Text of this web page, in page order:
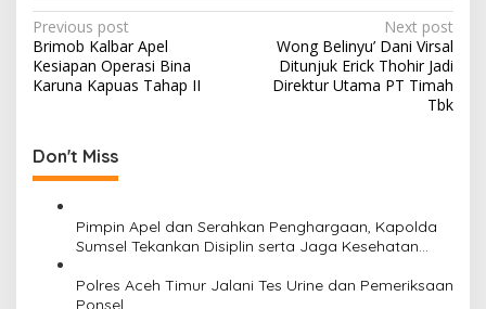
…
P
o
s
n
a
Previous post
Brimob Kalbar Apel
Kesiapan Operasi Bina
Karuna Kapuas Tahap II
Next post
Wong Belinyu’ Dani Virsal
Ditunjuk Erick Thohir Jadi
Direktur Utama PT Timah
Tbk
Don't Miss
Pimpin Apel dan Serahkan Penghargaan, Kapolda
Sumsel Tekankan Disiplin serta Jaga Kesehatan
Polres Aceh Timur Jalani Tes Urine dan Pemeriksaan
Ponsel